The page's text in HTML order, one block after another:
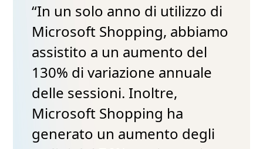
“In un solo anno di utilizzo di
Microsoft Shopping, abbiamo
assistito a un aumento del
130% di variazione annuale
delle sessioni. Inoltre,
Microsoft Shopping ha
generato un aumento degli